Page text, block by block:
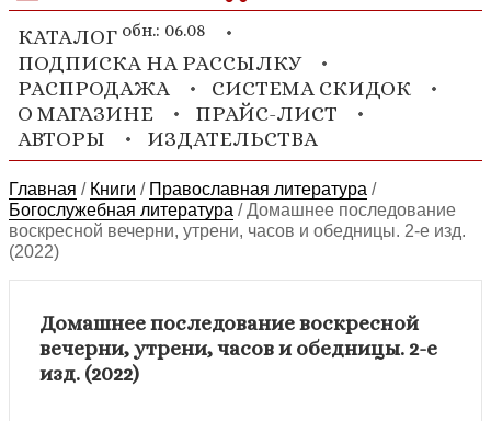
КАТАЛОГ обн.: 06.08
ПОДПИСКА НА РАССЫЛКУ
РАСПРОДАЖА
СИСТЕМА СКИДОК
О МАГАЗИНЕ
ПРАЙС-ЛИСТ
АВТОРЫ
ИЗДАТЕЛЬСТВА
Главная / Книги / Православная литература /
Богослужебная литература /Домашнее последование
воскресной вечерни, утрени, часов и обедницы. 2-е изд.
(2022)
Домашнее последование воскресной
вечерни, утрени, часов и обедницы. 2-е
изд. (2022)